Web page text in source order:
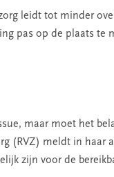
leidt tot minder
pas op de plaats te
maar moet het
(RVZ) meldt in haar
zijn voor de